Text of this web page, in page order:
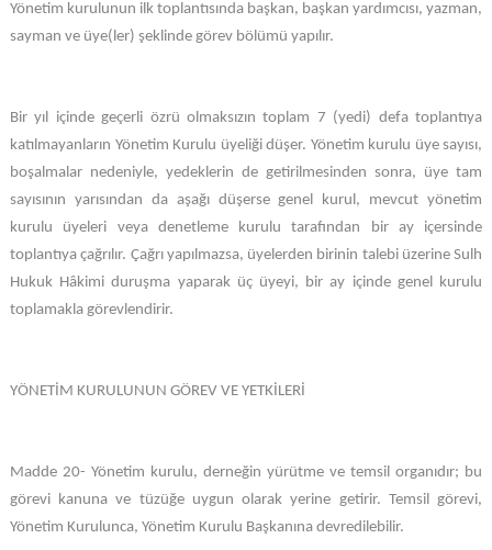
Yönetim kurulunun ilk toplantısında başkan, başkan yardımcısı, yazman,
sayman ve üye(ler) şeklinde görev bölümü yapılır.
Bir yıl içinde geçerli özrü olmaksızın toplam 7 (yedi) defa toplantıya
katılmayanların Yönetim Kurulu üyeliği düşer. Yönetim kurulu üye sayısı,
boşalmalar nedeniyle, yedeklerin de getirilmesinden sonra, üye tam
sayısının yarısından da aşağı düşerse genel kurul, mevcut yönetim
kurulu üyeleri veya denetleme kurulu tarafından bir ay içersinde
toplantıya çağrılır. Çağrı yapılmazsa, üyelerden birinin talebi üzerine Sulh
Hukuk Hâkimi duruşma yaparak üç üyeyi, bir ay içinde genel kurulu
toplamakla görevlendirir.
YÖNETİM KURULUNUN GÖREV VE YETKİLERİ
Madde 20- Yönetim kurulu, derneğin yürütme ve temsil organıdır; bu
görevi kanuna ve tüzüğe uygun olarak yerine getirir. Temsil görevi,
Yönetim Kurulunca, Yönetim Kurulu Başkanına devredilebilir.